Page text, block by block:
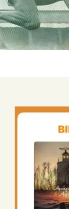
ΣΧΕΤΙΚΑ ΜΕ ΕΜΑΣ
ΝΕΑ
ΕΠΙΚΟΙΝΩΝΙΑ